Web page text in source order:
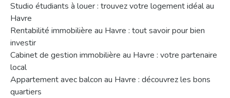
Studio étudiants à louer : trouvez votre logement idéal au
Havre
Rentabilité immobilière au Havre : tout savoir pour bien
investir
Cabinet de gestion immobilière au Havre : votre partenaire
local
Appartement avec balcon au Havre : découvrez les bons
quartiers